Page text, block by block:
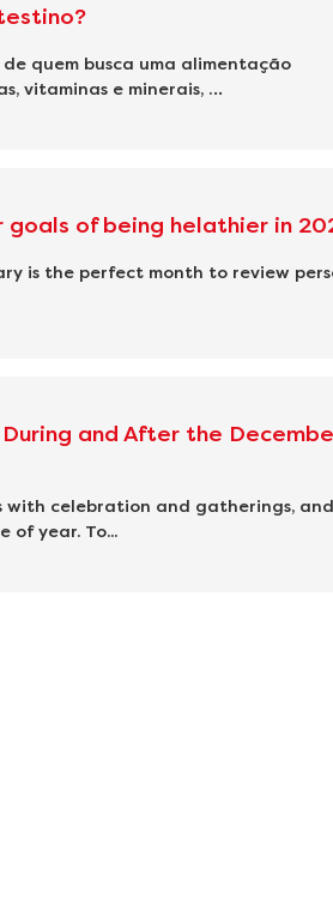
quem busca uma alimentação
vitaminas e minerais, …
of being helathier in
is the perfect month to review
and After the
with celebration and gatherings,
of year. To...